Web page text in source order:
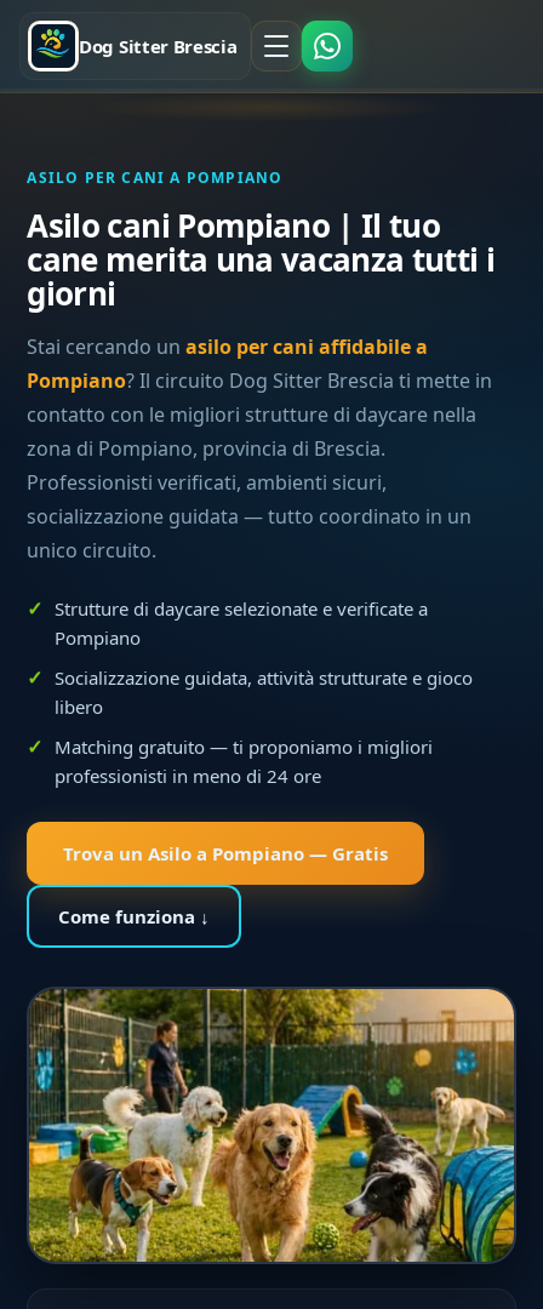
Dog Sitter Brescia
ASILO PER CANI A POMPIANO
Asilo cani Pompiano | Il tuo
cane merita una vacanza tutti i
giorni
Stai cercando unasilo per cani affidabile a
Pompiano? Il circuito Dog Sitter Brescia ti mette in
contatto con le migliori strutture di daycare nella
zona di Pompiano, provincia di Brescia.
Professionisti verificati, ambienti sicuri,
socializzazione guidata — tutto coordinato in un
unico circuito.
Strutture di daycare selezionate e verificate a
Pompiano
Socializzazione guidata, attività strutturate e gioco
libero
Matching gratuito — ti proponiamo i migliori
professionisti in meno di 24 ore
Trova un Asilo a Pompiano — Gratis
Come funziona ↓